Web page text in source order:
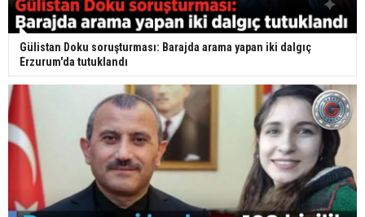
Gülistan Doku soruşturması: Barajda arama yapan iki dalgıç
Erzurum'da tutuklandı